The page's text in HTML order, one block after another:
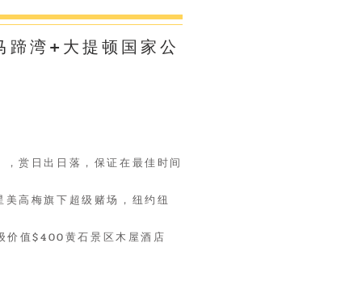
蹄湾+大提顿国家公
赏日出日落，保证在最佳时间
高梅旗下超级赌场，纽约纽
价值$400黄石景区木屋酒店